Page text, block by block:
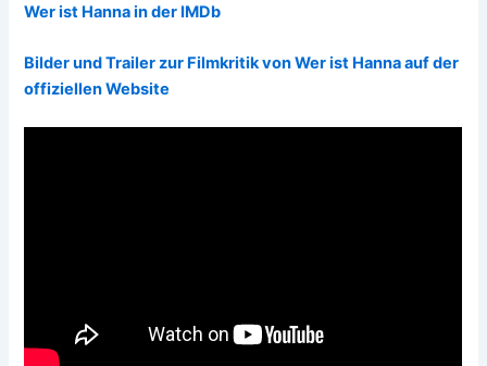
Wer ist Hanna in der IMDb
Bilder und Trailer zur Filmkritik von Wer ist Hanna auf der
offiziellen Website